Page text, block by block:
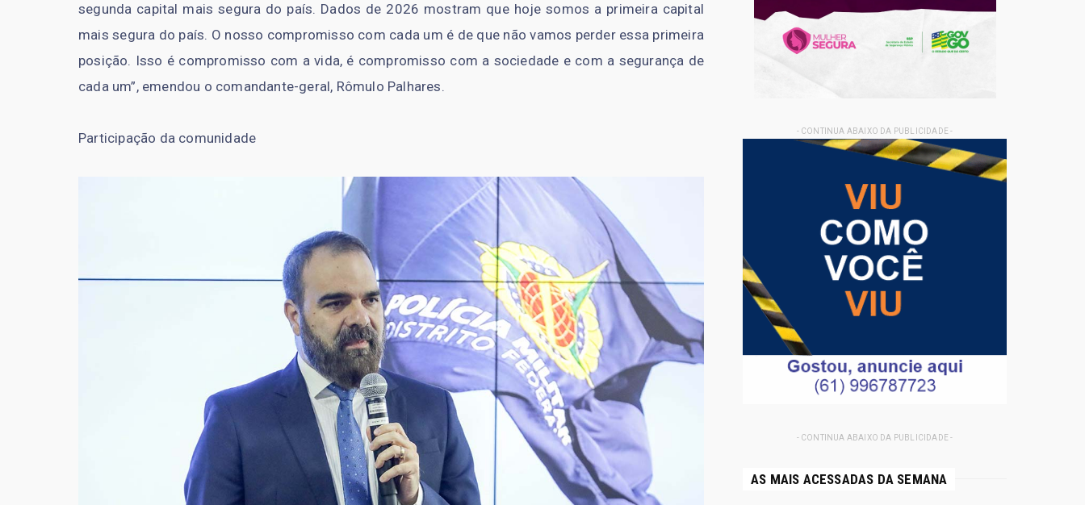
segunda capital mais segura do país. Dados de 2026 mostram que hoje somos a primeira capital
mais segura do país. O nosso compromisso com cada um é de que não vamos perder essa primeira
posição. Isso é compromisso com a vida, é compromisso com a sociedade e com a segurança de
cada um”, emendou o comandante-geral, Rômulo Palhares.
Participação da comunidade - CONTINUA ABAIXO DA PUBLICIDADE -
- CONTINUA ABAIXO DA PUBLICIDADE -
AS MAIS ACESSADAS DA SEMANA